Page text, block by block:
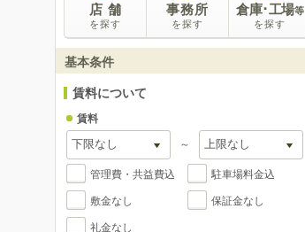
店 舗
を探す
事務所
を探す
倉庫･工場等
を探す
基本条件
賃料について
賃料
～
管理費・共益費込 駐車場料金込
敷金なし 保証金なし
礼金なし